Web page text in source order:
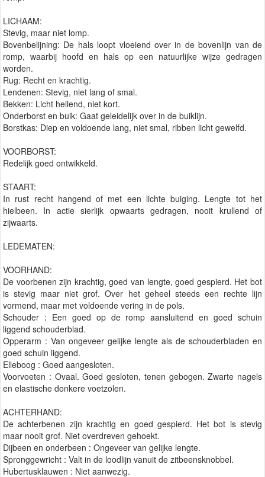
LICHAAM:
Stevig, maar niet lomp.
Bovenbelijning: De hals loopt vloeiend over in de bovenlijn van de
romp, waarbij hoofd en hals op een natuurlijke wijze gedragen
worden.
Rug: Recht en krachtig.
Lendenen: Stevig, niet lang of smal.
Bekken: Licht hellend, niet kort.
Onderborst en buik: Gaat geleidelijk over in de buiklijn.
Borstkas: Diep en voldoende lang, niet smal, ribben licht gewelfd.
VOORBORST:
Redelijk goed ontwikkeld.
STAART:
In rust recht hangend of met een lichte buiging. Lengte tot het
hielbeen. In actie sierlijk opwaarts gedragen, nooit krullend of
zijwaarts.
LEDEMATEN:
VOORHAND:
De voorbenen zijn krachtig, goed van lengte, goed gespierd. Het bot
is stevig maar niet grof. Over het geheel steeds een rechte lijn
vormend, maar met voldoende vering in de pols.
Schouder : Een goed op de romp aansluitend en goed schuin
liggend schouderblad.
Opperarm : Van ongeveer gelijke lengte als de schouderbladen en
goed schuin liggend.
Elleboog : Goed aangesloten.
Voorvoeten : Ovaal. Goed gesloten, tenen gebogen. Zwarte nagels
en elastische donkere voetzolen.
ACHTERHAND:
De achterbenen zijn krachtig en goed gespierd. Het bot is stevig
maar nooit grof. Niet overdreven gehoekt.
Dijbeen en onderbeen : Ongeveer van gelijke lengte.
Spronggewricht : Valt in de loodlijn vanuit de zitbeensknobbel.
Hubertusklauwen : Niet aanwezig.